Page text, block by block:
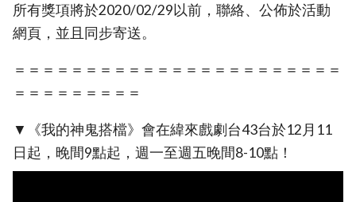
所有獎項將於2020/02/29以前，聯絡、公佈於活動
網頁，並且同步寄送。
＝＝＝＝＝＝＝＝＝＝＝＝＝＝＝＝＝＝＝＝＝＝＝
＝＝＝＝＝＝＝＝＝
▼《我的神鬼搭檔》會在緯來戲劇台43台於12月11
日起，晚間9點起，週一至週五晚間8-10點！